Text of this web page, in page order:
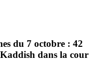
du 7 octobre : 42
dans la cour